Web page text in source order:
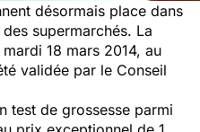
désormais place dans
supermarchés. La
18 mars 2014, au
validée par le Conseil
test de grossesse parmi